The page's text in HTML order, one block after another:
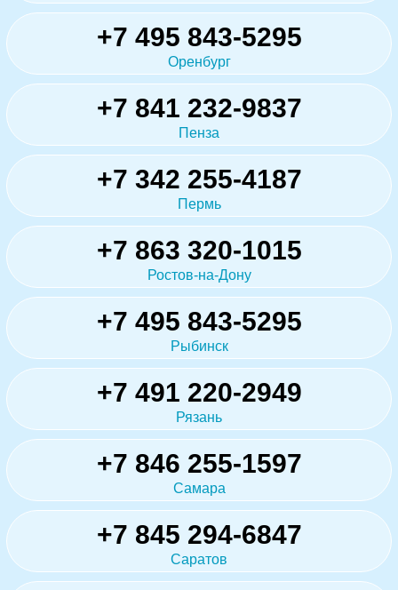
+7 495 843-5295
Оренбург
+7 841 232-9837
Пенза
+7 342 255-4187
Пермь
+7 863 320-1015
Ростов-на-Дону
+7 495 843-5295
Рыбинск
+7 491 220-2949
Рязань
+7 846 255-1597
Самара
+7 845 294-6847
Саратов